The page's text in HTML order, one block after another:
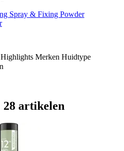
Spray & Fixing Powder
Highlights Merken Huidtype
28 artikelen